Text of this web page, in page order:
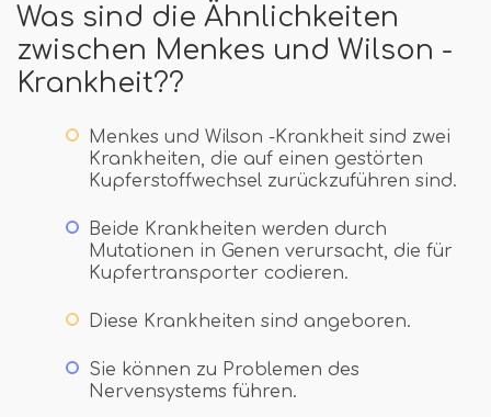
Was sind die Ähnlichkeiten
zwischen Menkes und Wilson -
Krankheit??
Menkes und Wilson -Krankheit sind zwei
Krankheiten, die auf einen gestörten
Kupferstoffwechsel zurückzuführen sind.
Beide Krankheiten werden durch
Mutationen in Genen verursacht, die für
Kupfertransporter codieren.
Diese Krankheiten sind angeboren.
Sie können zu Problemen des
Nervensystems führen.